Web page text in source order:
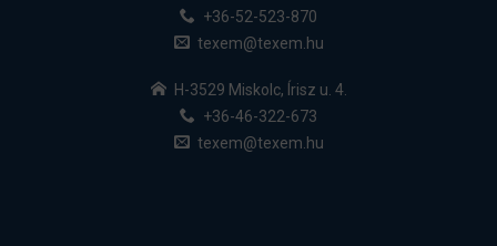
+36-52-523-870
texem@texem.hu
H-3529 Miskolc, Írisz u. 4.
+36-46-322-673
texem@texem.hu